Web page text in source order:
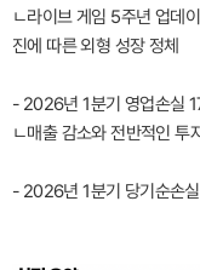
ㄴ라이브 게임 5주년 업데
진에 따른 외형 성장 정체
- 2026년 1분기 영업손실
ㄴ매출 감소와 전반적인 투
- 2026년 1분기 당기순손